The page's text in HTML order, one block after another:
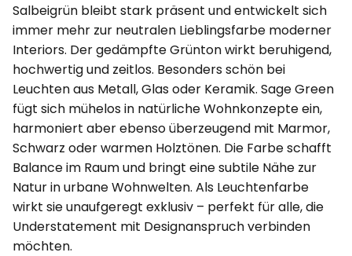
Salbeigrün bleibt stark präsent und entwickelt sich
immer mehr zur neutralen Lieblingsfarbe moderner
Interiors. Der gedämpfte Grünton wirkt beruhigend,
hochwertig und zeitlos. Besonders schön bei
Leuchten aus Metall, Glas oder Keramik. Sage Green
fügt sich mühelos in natürliche Wohnkonzepte ein,
harmoniert aber ebenso überzeugend mit Marmor,
Schwarz oder warmen Holztönen. Die Farbe schafft
Balance im Raum und bringt eine subtile Nähe zur
Natur in urbane Wohnwelten. Als Leuchtenfarbe
wirkt sie unaufgeregt exklusiv – perfekt für alle, die
Understatement mit Designanspruch verbinden
möchten.